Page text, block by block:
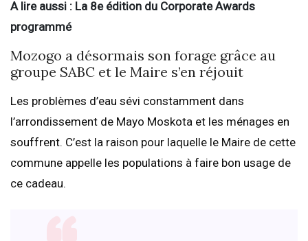
A lire aussi : La 8e édition du Corporate Awards
programmé
Mozogo a désormais son forage grâce au
groupe SABC et le Maire s’en réjouit
Les problèmes d’eau sévi constamment dans
l’arrondissement de Mayo Moskota et les ménages en
souffrent. C’est la raison pour laquelle le Maire de cette
commune appelle les populations à faire bon usage de
ce cadeau.